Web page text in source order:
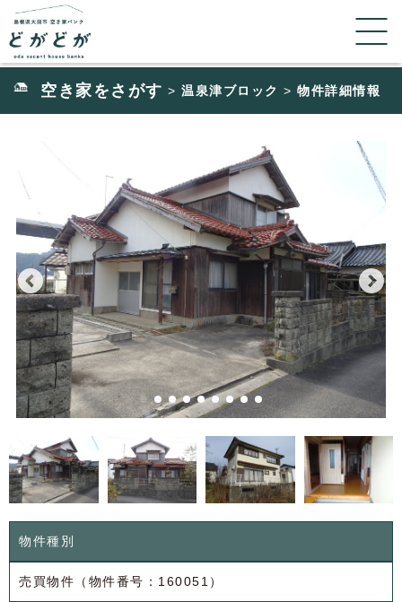
空き家をさがす > 温泉津ブロック > 物件詳細情報
物件種別
売買物件（物件番号：160051）